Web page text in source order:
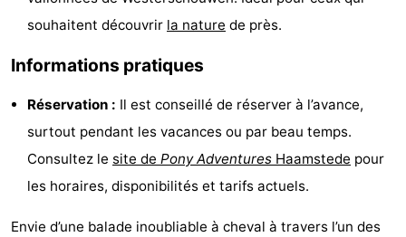
Hof
van
Haamstede
Last
minutes
Plages
Voir
faire
Lieux
d'intérêt
Musées
-
souhaitent découvrir la nature de près.
Informations pratiques
Réservation : Il est conseillé de réserver à l’avance,
surtout pendant les vacances ou par beau temps.
Consultez le site de Pony Adventures Haamstede pour
les horaires, disponibilités et tarifs actuels.
Envie d’une balade inoubliable à cheval à travers l’un des